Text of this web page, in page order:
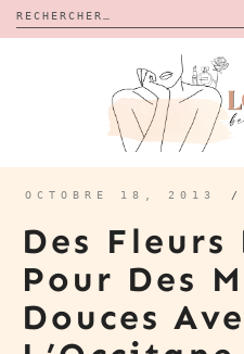
Rechercher :
CALENDRIERS DE L’AVENT
BON PLAN
À PROPOS
CONTACT
OCTOBRE 18, 2013
Des Fleurs
Pour Des
Douces